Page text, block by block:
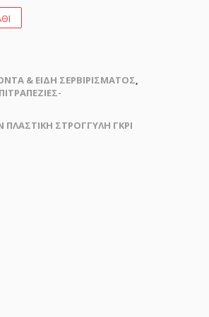
& ΕΙΔΗ ΣΕΡΒΙΡΙΣΜΑΤΟΣ,
ΣΤΡΟΓΓΥΛΗ ΓΚΡΙ